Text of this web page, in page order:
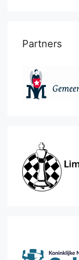
Partners